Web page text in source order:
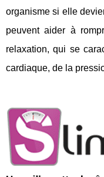
organisme si elle
peuvent aider à
relaxation, qui se
cardiaque, de la